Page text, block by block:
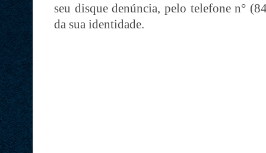
seu disque denúncia, pelo telefone n°
da sua identidade.